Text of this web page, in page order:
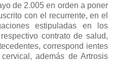
de 2.005 en orden a poner
con el recurrente, en el
estipuladas en los
contrato de salud,
correspond ientes
además de Artrosis